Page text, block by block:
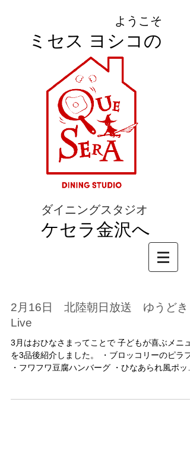
ようこそ
ミセス ヨシコの
ダイニングスタジオ
ケセラ金沢へ
2月16日 北陸朝日放送 ゆうどき
Live
3月はおひなさまってことで 子どもが喜ぶメニュ
を3品後紹介しました。 ・ブロッコリーのピラフ
・フワフワ豆腐ハンバーグ ・ひなあられ風ポッ